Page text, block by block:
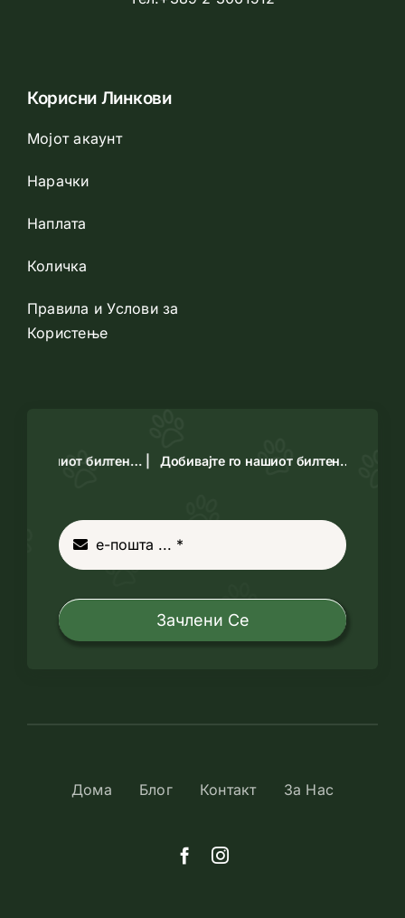
Корисни Линкови
Мојот акаунт
Нарачки
Наплата
Количка
Правила и Услови за
Користење
го нашиот билтен… | Добивајте го нашиот билтен… |
Зачлени Се
Дома Блог Контакт За Нас